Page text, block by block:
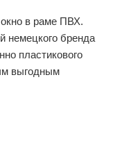
в раме ПВХ.
немецкого бренда
пластикового
выгодным